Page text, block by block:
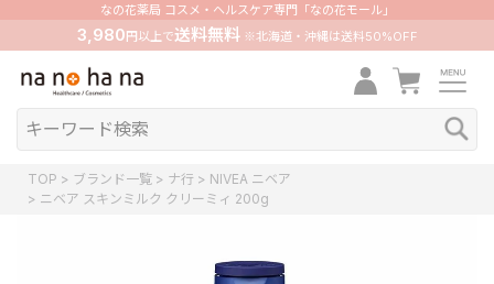
なの花薬局 コスメ・ヘルスケア専門「なの花モール」
3,980 円以上で送料無料※北海道・沖縄は送料50%OFF
TOP ブランド一覧 ナ行
NIVEA ニベア
ニベア スキンミルク クリーミィ 200g